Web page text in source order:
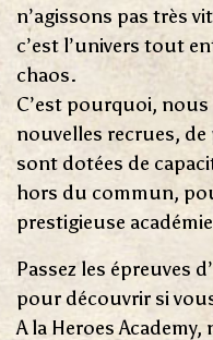
n’agissons pas très
c’est l’univers tout
chaos.
C’est pourquoi, nous
nouvelles recrues, de
sont dotées de
hors du commun,
prestigieuse
Passez les épreuves
pour découvrir si
A la Heroes